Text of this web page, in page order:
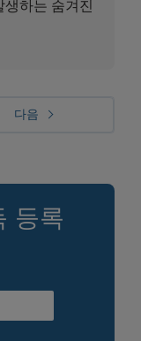
하는 숨겨진
다음